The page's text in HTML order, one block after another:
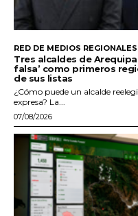
RED DE MEDIOS REGIONALES
Tres alcaldes de
falsa’ como primeros
de sus listas
¿Cómo puede un alcalde
expresa? La...
07/08/2026